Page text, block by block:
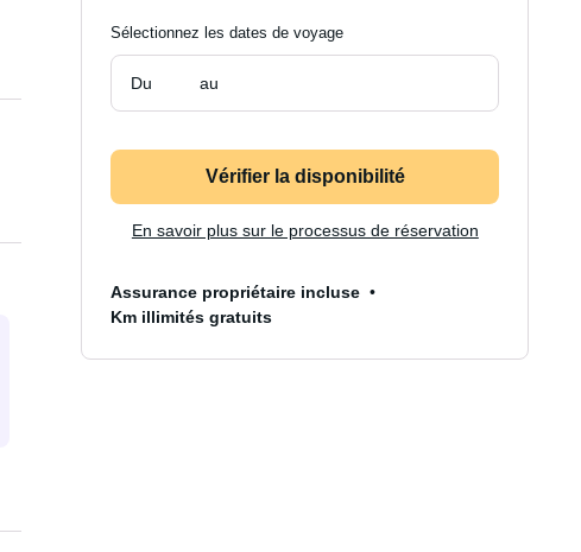
Sélectionnez les dates de voyage
Du au
Vérifier la disponibilité
En savoir plus sur le processus de réservation
Assurance propriétaire incluse
Km illimités gratuits